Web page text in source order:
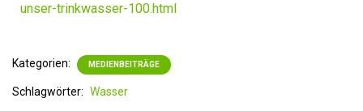
unser-trinkwasser-100.html
Kategorien: MEDIENBEITRÄGE
Schlagwörter: Wasser